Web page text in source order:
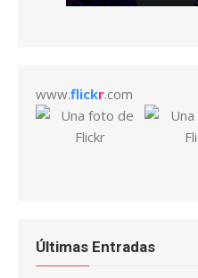
www.flickr.com
Últimas Entradas